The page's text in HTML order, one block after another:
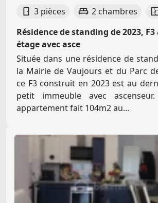
3 pièces 2 chambres
Résidence de standing de 2023,
étage avec asce
Située dans une résidence de
la Mairie de Vaujours et du Parc
ce F3 construit en 2023 est au
petit immeuble avec
appartement fait 104m2 au...